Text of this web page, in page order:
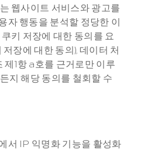
웹사이트 서비스와 광고를
자 행동을 분석할 정당한 이
키 저장에 대한 동의를 요
장에 대한 동의), 데이터 처
1항 a호를 근거로만 이루
지 해당 동의를 철회할 수
서 IP 익명화 기능을 활성화